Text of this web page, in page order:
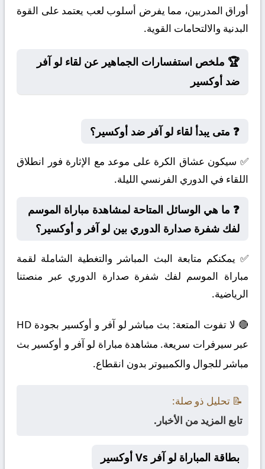
أوراق المدربين، مما يفرض أسلوب لعب يعتمد على القوة
البدنية والالتحامات القوية.
🏆 ملخص استفسارات الجماهير عن لقاء لو آفر
ضد أوكسير
❓ متى يبدأ لقاء لو آفر ضد أوكسير؟
✅ سيكون عشاق الكرة على موعد مع الإثارة فور انطلاق
اللقاء في الدوري الفرنسي الليلة.
❓ ما هي الوسائل المتاحة لمشاهدة مباراة الموسم
لفك شفرة صدارة الدوري بين لو آفر و أوكسير؟
✅ يمكنكم متابعة البث المباشر والتغطية الشاملة لقمة
مباراة الموسم لفك شفرة صدارة الدوري عبر منصتنا
الرياضية.
🔴 لا تفوت المتعة: بث مباشر لو آفر و أوكسير بجودة HD
عبر سيرفرات سريعة. مشاهدة مباراة لو آفر و أوكسير بث
مباشر للجوال والكمبيوتر بدون انقطاع.
📝 تحليل ذو صلة:
تابع المزيد من الأخبار.
بطاقة المباراة لو آفر Vs أوكسير